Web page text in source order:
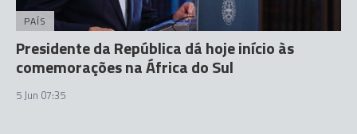
PAÍS
Presidente da República dá hoje início às
comemorações na África do Sul
5 Jun 07:35